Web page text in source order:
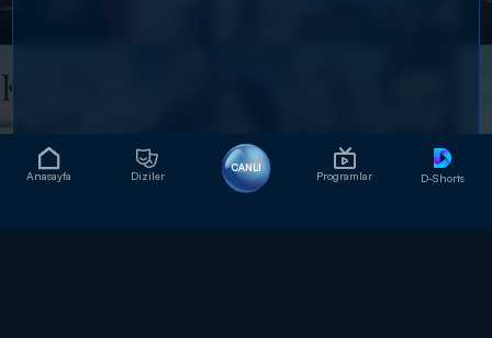
Anasayfa Diziler
CANLI
Programlar D-Shorts